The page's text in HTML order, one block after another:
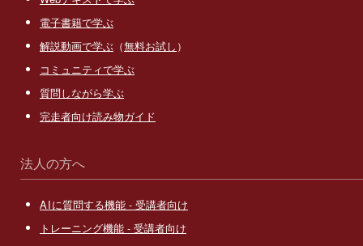
電子書籍で学ぶ
解説動画で学ぶ （無料お試し ）
コミュニティで学ぶ
質問しながら学ぶ
完走者向け読み物ガイド
法人の方へ
AIに質問する機能 - 受講者向け
トレーニング機能 - 受講者向け